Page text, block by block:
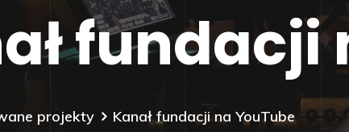
fundacji
projekty Kanał fundacji na YouTube